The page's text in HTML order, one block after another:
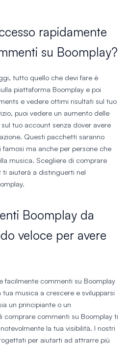
rapidamente
su Boomplay?
tutto quello che devi fare è
piattaforma Boomplay e poi
e vedere ottimi risultati sul tuo
puoi vedere un aumento delle
tuo account senza dover avere
Questi pacchetti saranno
ma anche per persone che
musica. Scegliere di comprare
aiuterà a distinguerti nel
Boomplay da
veloce per avere
facilmente commenti su Boomplay
musica a crescere e svilupparsi
un principiante o un
comprare commenti su Boomplay ti
la tua visibilità. I nostri
per aiutarti ad attrarre più